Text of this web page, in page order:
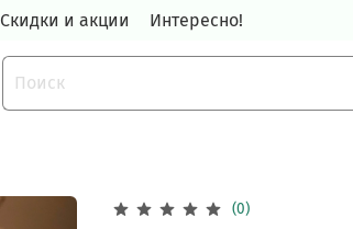
Скидки и акции Интересно!
(0)